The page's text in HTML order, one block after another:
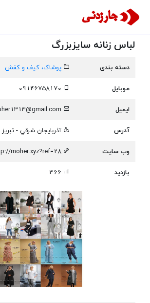
لباس زنانه سایزبزرگ
دسته بندی
پوشاک، کیف و کفش
موبایل
ایمیل
moher1313@gmail.com
آدرس
آذربايجان شرقي - تبریز
وب سایت
http://moher.xyz?ref=28
بازدید